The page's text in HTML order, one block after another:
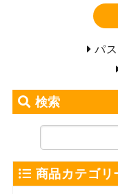
パ
検索
商品カテゴリ